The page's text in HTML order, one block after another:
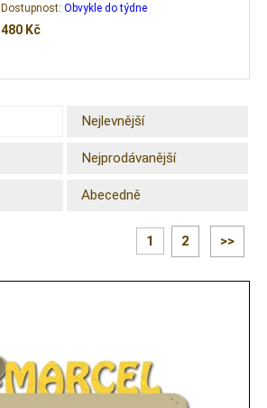
Dostupnost: Obvykle do týdne
480 Kč
Nejlevnější
Nejprodávanější
Abecedně
1 2 >>